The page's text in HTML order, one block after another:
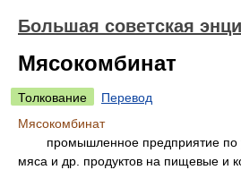
Большая советская
Мясокомбинат
Толкование
Перевод
Мясокомбинат
промышленное предприятие по
мяса и др. продуктов на пищевые и